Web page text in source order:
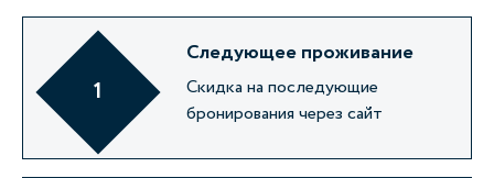
1
Следующее проживание
Скидка на последующие
бронирования через сайт